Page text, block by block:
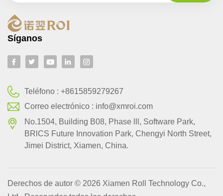
Síganos
Teléfono :+8615859279267
Correo electrónico : info@xmroi.com
No.1504, Building B08, Phase lll, Software Park,
BRlCS Future Innovation Park, Chengyi North Street,
Jimei District, Xiamen, China.
Derechos de autor © 2026 Xiamen Roll Technology Co.,